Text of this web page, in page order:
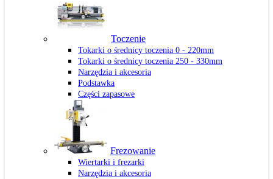
Toczenie
Tokarki o średnicy toczenia 0 - 220mm
Tokarki o średnicy toczenia 250 - 330mm
Narzędzia i akcesoria
Podstawka
Części zapasowe
Frezowanie
Wiertarki i frezarki
Narzędzia i akcesoria